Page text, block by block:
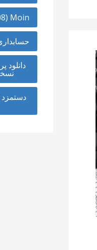
Moin (375908 دانلود ها )
حسابداری معین
دانلود
نسخه 2 (297690